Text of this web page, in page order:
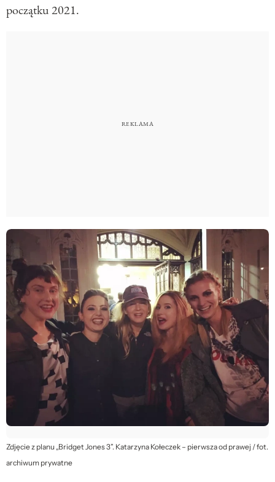
początku 2021.
Zdjęcie z planu „Bridget Jones 3”. Katarzyna Kołeczek – pierwsza od prawej / fot.
archiwum prywatne